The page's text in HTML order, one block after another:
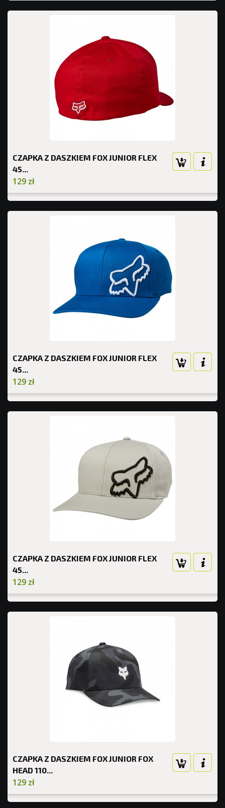
CZAPKA Z DASZKIEM FOX JUNIOR FLEX
45...
129 zł
CZAPKA Z DASZKIEM FOX JUNIOR FLEX
45...
129 zł
CZAPKA Z DASZKIEM FOX JUNIOR FLEX
45...
129 zł
CZAPKA Z DASZKIEM FOX JUNIOR FOX
HEAD 110...
129 zł